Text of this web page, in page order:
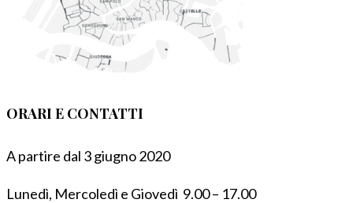
ORARI E CONTATTI
A partire dal 3 giugno 2020
Lunedì, Mercoledì e Giovedì 9.00 – 17.00